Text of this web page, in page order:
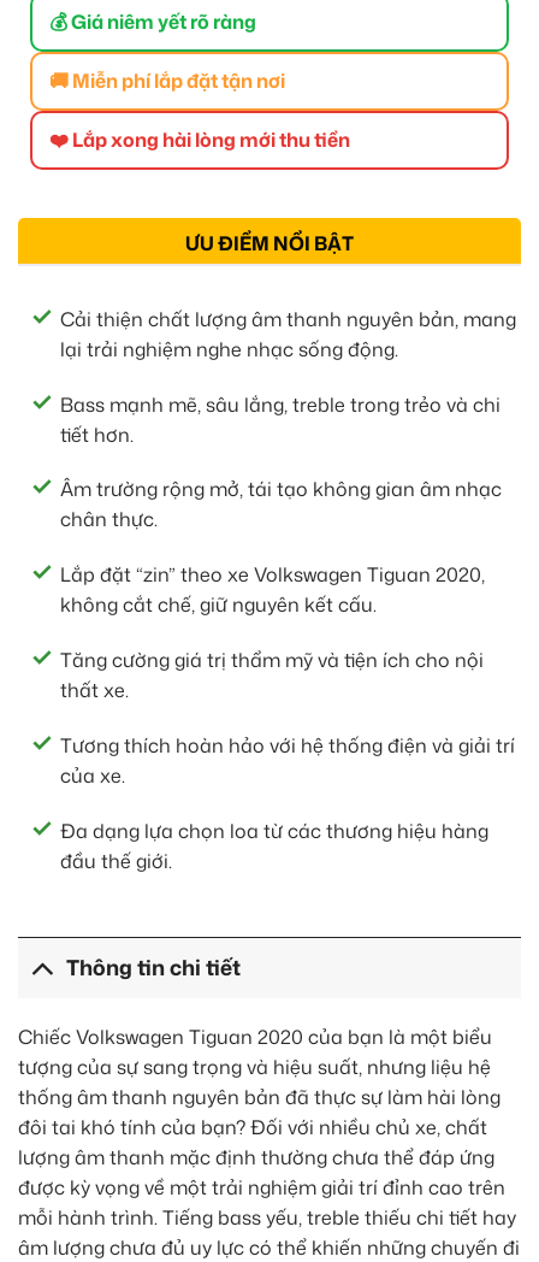
💰 Giá niêm yết rõ ràng
🚚 Miễn phí lắp đặt tận nơi
❤️ Lắp xong hài lòng mới thu tiền
ƯU ĐIỂM NỔI BẬT
Cải thiện chất lượng âm thanh nguyên bản, mang
lại trải nghiệm nghe nhạc sống động.
Bass mạnh mẽ, sâu lắng, treble trong trẻo và chi
tiết hơn.
Âm trường rộng mở, tái tạo không gian âm nhạc
chân thực.
Lắp đặt “zin” theo xe Volkswagen Tiguan 2020,
không cắt chế, giữ nguyên kết cấu.
Tăng cường giá trị thẩm mỹ và tiện ích cho nội
thất xe.
Tương thích hoàn hảo với hệ thống điện và giải trí
của xe.
Đa dạng lựa chọn loa từ các thương hiệu hàng
đầu thế giới.
Thông tin chi tiết
Chiếc Volkswagen Tiguan 2020 của bạn là một biểu
tượng của sự sang trọng và hiệu suất, nhưng liệu hệ
thống âm thanh nguyên bản đã thực sự làm hài lòng
đôi tai khó tính của bạn? Đối với nhiều chủ xe, chất
lượng âm thanh mặc định thường chưa thể đáp ứng
được kỳ vọng về một trải nghiệm giải trí đỉnh cao trên
mỗi hành trình. Tiếng bass yếu, treble thiếu chi tiết hay
âm lượng chưa đủ uy lực có thể khiến những chuyến đi